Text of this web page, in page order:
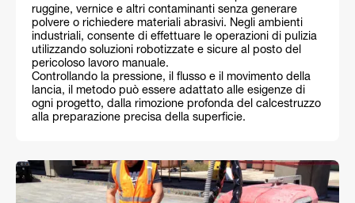
ruggine, vernice e altri contaminanti senza generare
polvere o richiedere materiali abrasivi. Negli ambienti
industriali, consente di effettuare le operazioni di pulizia
utilizzando soluzioni robotizzate e sicure al posto del
pericoloso lavoro manuale.
Controllando la pressione, il flusso e il movimento della
lancia, il metodo può essere adattato alle esigenze di
ogni progetto, dalla rimozione profonda del calcestruzzo
alla preparazione precisa della superficie.